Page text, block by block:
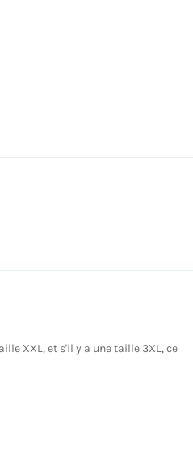
XXL, et s'il y a une taille 3XL, ce